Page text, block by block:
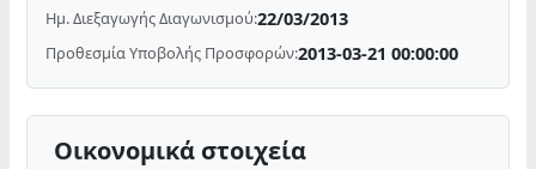
Ημ. Διεξαγωγής Διαγωνισμού:22/03/2013
Προθεσμία Υποβολής Προσφορών:2013-03-21 00:00:00
Οικονομικά στοιχεία